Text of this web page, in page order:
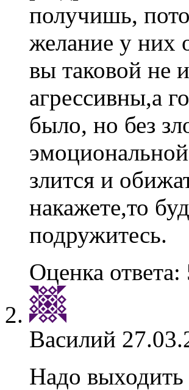
получишь,
желание у них
вы таковой не
агрессивны,а
было, но без
злится и
накажете,то
подружитесь.
Оценка ответа:
Василий
Надо выходить